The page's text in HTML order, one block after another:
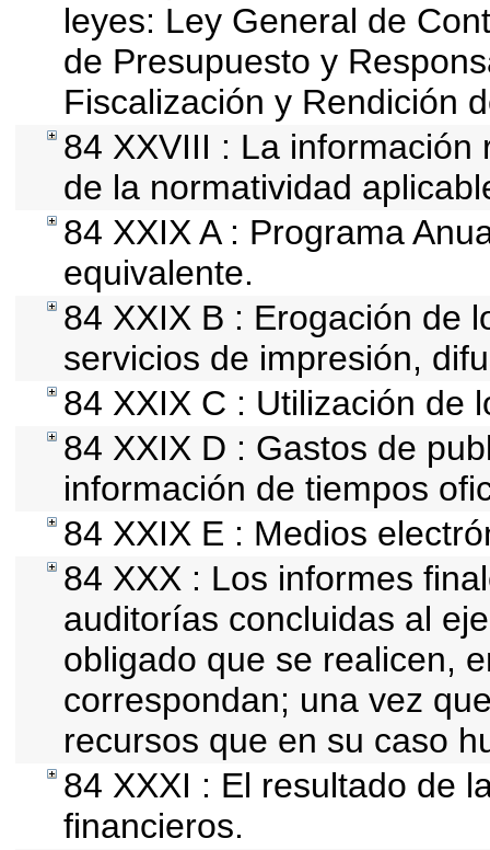
leyes: Ley General de
de Presupuesto y
Fiscalización y Rendición
84 XXVIII : La
de la normatividad
84 XXIX A : Programa
equivalente.
84 XXIX B : Erogación de
servicios de impresión,
84 XXIX C : Utilización de
84 XXIX D : Gastos de
información de tiempos
84 XXIX E : Medios
84 XXX : Los informes
auditorías concluidas al
obligado que se realicen,
correspondan; una vez
recursos que en su caso
84 XXXI : El resultado de
financieros.